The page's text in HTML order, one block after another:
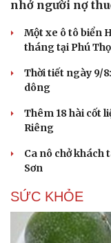
nhở người nợ
Một xe ô tô biển
tháng tại Phú Thọ
Thời tiết ngày 9/
dông
Thêm 18 hài cốt
Riêng
Ca nô chở khách
Sơn
SỨC KHỎE